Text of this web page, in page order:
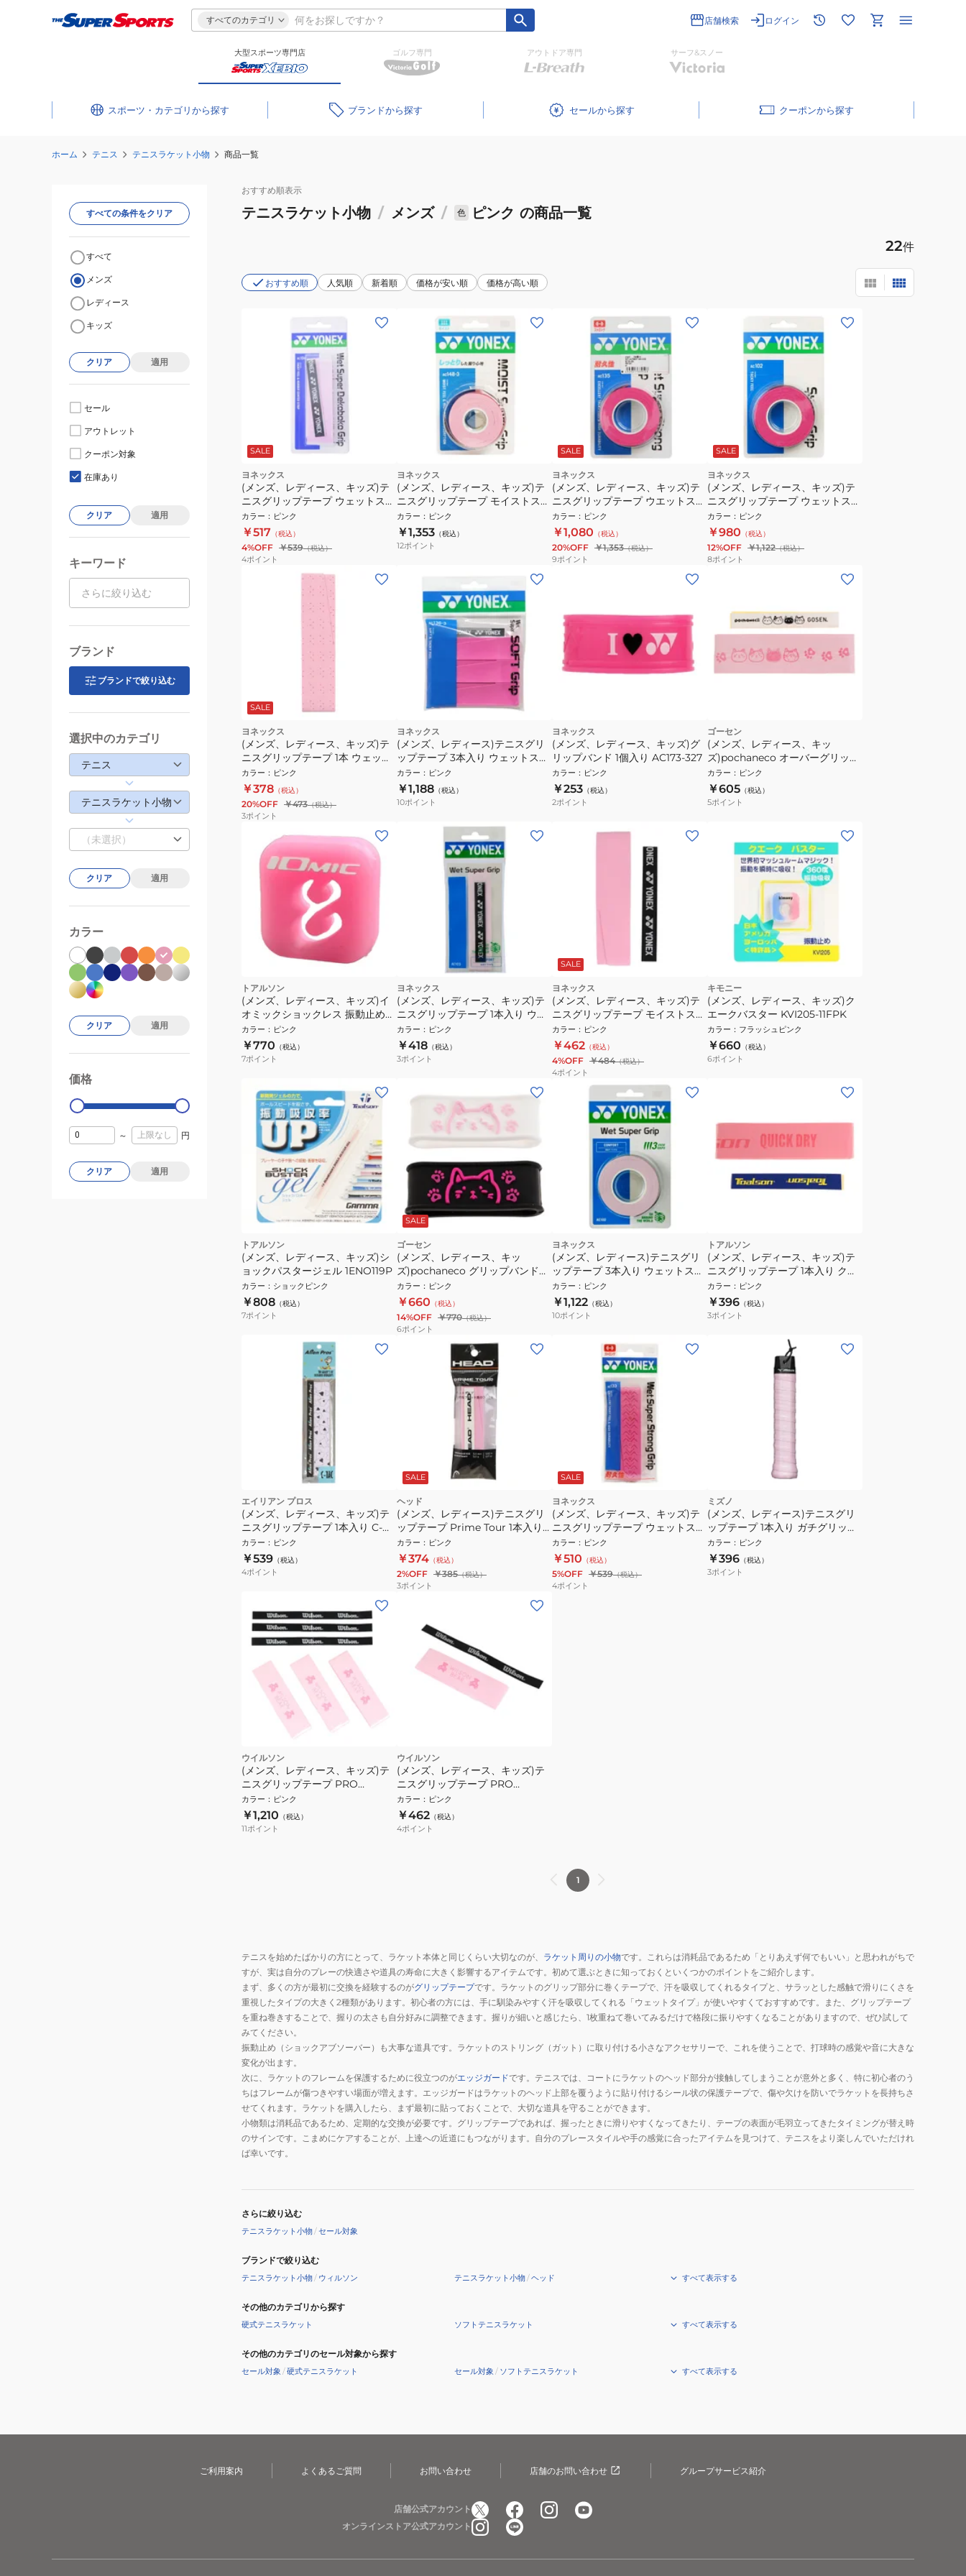
すべてのカテゴリ 店舗検索 ログイン
大型スポーツ専門店 ゴルフ専門 アウトドア専門 サーフ&スノー
スポーツ・カテゴリ ブランド セール クーポン
ホーム テニス テニスラケット小物 商品一覧
おすすめ順表示
テニスラケット小物 / メンズ / 色 ピンク の商品一覧
22件
おすすめ順 人気順 新着順 価格が安い順 価格が高い順
SALE
ヨネックス
(メンズ、レディース、キッズ)テ
ニスグリップテープ ウェットスー
パーデコボコ グリップ AC104-
128
カラー ： ピンク
￥517 （税込）
4%OFF ￥539（税込）
4ポイント
ヨネックス
(メンズ、レディース、キッズ)テ
ニスグリップテープ モイストスー
パーグリップ 3本巻 AC148-3-421
カラー ： ピンク
￥1,353 （税込）
12ポイント
SALE
ヨネックス
(メンズ、レディース、キッズ)テ
ニスグリップテープ ウエットスー
パー ストロンググリップ 3本入
AC135-026
カラー ： ピンク
￥1,080 （税込）
20%OFF ￥1,353（税込）
9ポイント
SALE
ヨネックス
(メンズ、レディース、キッズ)テ
ニスグリップテープ ウェットスー
パーグリップ 3本入り AC102-026
カラー ： ピンク
￥980 （税込）
12%OFF ￥1,122（税込）
8ポイント
SALE
ヨネックス
(メンズ、レディース、キッズ)テ
ニスグリップテープ 1本 ウェット
スーパーメッシュグリップ
AC138-128
カラー ： ピンク
￥378 （税込）
20%OFF ￥473（税込）
3ポイント
ヨネックス
(メンズ、レディース)テニスグリ
ップテープ 3本入り ウェットスー
パーソフトグリップ AC136-3
カラー ： ピンク
￥1,188 （税込）
10ポイント
ヨネックス
(メンズ、レディース、キッズ)グ
リップバンド 1個入り AC173-327
カラー ： ピンク
￥253 （税込）
2ポイント
ゴーセン
(メンズ、レディース、キッ
ズ)pochaneco オーバーグリップ
NGP01PI
カラー ： ピンク
￥605 （税込）
5ポイント
トアルソン
(メンズ、レディース、キッズ)イ
オミックショックレス 振動止め
1ENO125PNK
カラー ： ピンク
￥770 （税込）
7ポイント
ヨネックス
(メンズ、レディース、キッズ)テ
ニスグリップテープ 1本入り ウェ
ットスーパーグリップ AC103-
407
カラー ： ピンク
￥418 （税込）
3ポイント
SALE
ヨネックス
(メンズ、レディース、キッズ)テ
ニスグリップテープ モイストスー
パーグリップ 厚さ0.65mm
AC148-421
カラー ： ピンク
￥462 （税込）
4%OFF ￥484（税込）
4ポイント
キモニー
(メンズ、レディース、キッズ)ク
エークバスター KVI205-11FPK
カラー ： フラッシュピンク
￥660 （税込）
6ポイント
トアルソン
(メンズ、レディース、キッズ)シ
ョックパスタージェル 1ENO119P
カラー ： ショックピンク
￥808 （税込）
7ポイント
SALE
ゴーセン
(メンズ、レディース、キッ
ズ)pochaneco グリップバンド
NAC02WPBP
カラー ： ピンク
￥660 （税込）
14%OFF ￥770（税込）
6ポイント
ヨネックス
(メンズ、レディース)テニスグリ
ップテープ 3本入り ウェットスー
パーグリップ AC102-407
カラー ： ピンク
￥1,122 （税込）
10ポイント
トアルソン
(メンズ、レディース、キッズ)テ
ニスグリップテープ 1本入り クイ
ックドライグリップ 1ETG2216
カラー ： ピンク
￥396 （税込）
3ポイント
エイリアン プロス
(メンズ、レディース、キッズ)テ
ニスグリップテープ 1本入り C-
TAC Pink Hearts
カラー ： ピンク
￥539 （税込）
4ポイント
SALE
ヘッド
(メンズ、レディース)テニスグリ
ップテープ Prime Tour 1本入り
285611 PK
カラー ： ピンク
￥374 （税込）
2%OFF ￥385（税込）
3ポイント
SALE
ヨネックス
(メンズ、レディース、キッズ)テ
ニスグリップテープ ウェットスー
パーストロンググリップ AC133-
026
カラー ： ピンク
￥510 （税込）
5%OFF ￥539（税込）
4ポイント
ミズノ
(メンズ、レディース)テニスグリ
ップテープ 1本入り ガチグリップ
ウェットタイプ 63JYA66665
カラー ： ピンク
￥396 （税込）
3ポイント
ウイルソン
(メンズ、レディース、キッズ)テ
ニスグリップテープ PRO
OVERGRIP V2 ピンク 3本入り
WR8449808001
カラー ： ピンク
￥1,210 （税込）
11ポイント
ウイルソン
(メンズ、レディース、キッズ)テ
ニスグリップテープ PRO
OVERGRIP V2 ピンク 1本入り
WR8449708001
カラー ： ピンク
￥462 （税込）
4ポイント
1
テニスを始めたばかりの方にとって、ラケット本体と同じくらい大切なのが、 ラケット周りの小物です。これらは消耗品であるため「とりあえず何でもいい」と思われがちで
すが、実は自分のプレーの快適さや道具の寿命に大きく影響するアイテムです。初めて選ぶときに知っておくといくつかのポイントをご紹介します。
まず、多くの方が最初に交換を経験するのがグリップテープです。ラケットのグリップ部分に巻くテープで、汗を吸収してくれるタイプと、サラッとした感触で滑りにくさを
重視したタイプの大きく2種類があります。初心者の方には、手に馴染みやすく汗を吸収してくれる「ウェットタイプ」が使いやすくておすすめです。また、グリップテープ
を重ね巻きすることで、握りの太さも自分好みに調整できます。握りが細いと感じたら、1枚重ねて巻いてみるだけで格段に振りやすくなることがありますので、ぜひ試して
みてください。
振動止め（ショックアブソーバー）も大事な道具です。ラケットのストリング（ガット）に取り付ける小さなアクセサリーで、これを使うことで、打球時の感覚や音に大きな
変化が出ます。
次に、ラケットのフレームを保護するために役立つのがエッジガードです。テニスでは、コートにラケットのヘッド部分が接触してしまうことが意外と多く、特に初心者のう
ちはフレームが傷つきやすい場面が増えます。エッジガードはラケットのヘッド上部を覆うように貼り付けるシール状の保護テープで、傷や欠けを防いでラケットを長持ちさ
せてくれます。ラケットを購入したら、まず最初に貼っておくことで、大切な道具を守ることができます。
小物類は消耗品であるため、定期的な交換が必要です。グリップテープであれば、握ったときに滑りやすくなってきたり、テープの表面が毛羽立ってきたタイミングが替え時
のサインです。こまめにケアすることが、上達への近道にもつながります。自分のプレースタイルや手の感覚に合ったアイテムを見つけて、テニスをより楽しんでいただけれ
ば幸いです。
さらに絞り込む
テニスラケット小物/セール対象
ブランドで絞り込む
テニスラケット小物/ ウィルソン テニスラケット小物/ヘッド すべて表示する
その他のカテゴリから探す
硬式テニスラケット ソフトテニスラケット すべて表示する
その他のカテゴリのセール対象から探す
セール対象 /硬式テニスラケット セール対象 / ソフトテニスラケット すべて表示する
すべての条件をクリア
すべて
メンズ
レディース
キッズ
クリア 適用
セール
アウトレット
クーポン対象
在庫あり
クリア 適用
キーワード
ブランド
ブランドで絞り込む
選択中のカテゴリ
テニス
テニスラケット小物
（未選択）
クリア 適用
カラー
クリア 適用
価格
0
～ 円
クリア 適用
ご利用案内 よくあるご質問 お問い合わせ 店舗のお問い合わせ グループサービス紹介
店舗公式アカウント
オンラインストア公式アカウント